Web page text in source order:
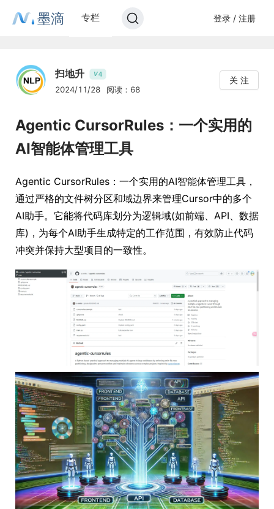
墨滴 专栏 登录 / 注册
扫地升 V4
2024/11/28 阅读：68
关 注
Agentic CursorRules：一个实用的
AI智能体管理工具
Agentic CursorRules：一个实用的AI智能体管理工具，
通过严格的文件树分区和域边界来管理Cursor中的多个
AI助手。它能将代码库划分为逻辑域(如前端、API、数据
库)，为每个AI助手生成特定的工作范围，有效防止代码
冲突并保持大型项目的一致性。